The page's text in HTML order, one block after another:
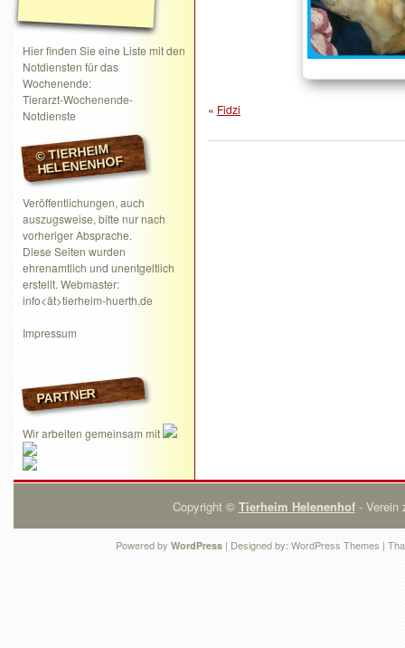
Hier finden Sie eine Liste mit den
Notdiensten für das
Wochenende:
Tierarzt-Wochenende-
Notdienste
© TIERHEIM
HELENENHOF
Veröffentlichungen, auch
auszugsweise, bitte nur nach
vorheriger Absprache.
Diese Seiten wurden
ehrenamtlich und unentgeltlich
erstellt. Webmaster:
info<ät>tierheim-huerth.de
Impressum
PARTNER
Wir arbeiten gemeinsam mit
« Fidzi
Copyright © Tierheim Helenenhof- Verein
Powered by WordPress | Designed by: WordPress Themes |